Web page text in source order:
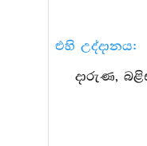
එහි උද්දානය:
දාරුණ,